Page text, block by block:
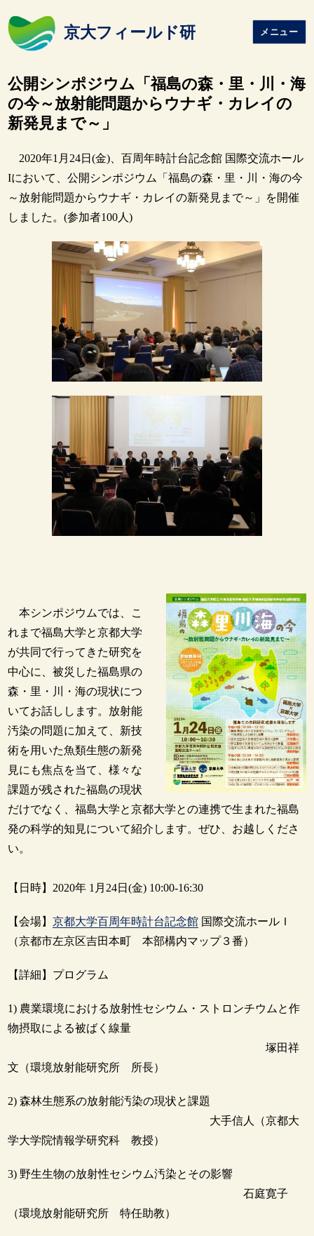
京大フィールド研 メニュー
公開シンポジウム「福島の森・里・川・海
の今～放射能問題からウナギ・カレイの
新発見まで～」
2020年1月24日(金)、百周年時計台記念館 国際交流ホール
Iにおいて、公開シンポジウム「福島の森・里・川・海の今
～放射能問題からウナギ・カレイの新発見まで～」を開催
しました。(参加者100人)
本シンポジウムでは、こ
れまで福島大学と京都大学
が共同で行ってきた研究を
中心に、被災した福島県の
森・里・川・海の現状につ
いてお話しします。放射能
汚染の問題に加えて、新技
術を用いた魚類生態の新発
見にも焦点を当て、様々な
課題が残された福島の現状
だけでなく、福島大学と京都大学との連携で生まれた福島
発の科学的知見について紹介します。ぜひ、お越しくださ
い。
【日時】2020年 1月24日(金) 10:00-16:30
【会場】京都大学百周年時計台記念館 国際交流ホールＩ
（京都市左京区吉田本町 本部構内マップ３番）
【詳細】プログラム
1) 農業環境における放射性セシウム・ストロンチウムと作
物摂取による被ばく線量
塚田祥
文（環境放射能研究所 所長）
2) 森林生態系の放射能汚染の現状と課題
大手信人（京都大
学大学院情報学研究科 教授）
3) 野生生物の放射性セシウム汚染とその影響
石庭寛子
（環境放射能研究所 特任助教）